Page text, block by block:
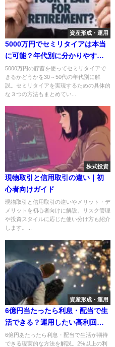
資産形成・運用
5000万円でセミリタイアは本当
に可能？年代別に分かりやすく
解説
5000万円の貯蓄を使ってセミリタイアで
きるかどうかを30～50代の年代別に解
説。セミリタイアを実現するための具体的
な３つの方法もまとめてい...
株式投資
現物取引と信用取引の違い｜初
心者向けガイド
現物取引と信用取引の違いやメリット・デ
メリットを初心者向けに解説。リスク管理
や投資スタイルに応じた使い分け方も紹介
します。...
資産形成・運用
6億円当たったら利息・配当で生
活できる？運用したい高利回り
商品とは
6億円あたったら利息・配当で生活が期待
できる現実的な方法を解説。2%以上の利